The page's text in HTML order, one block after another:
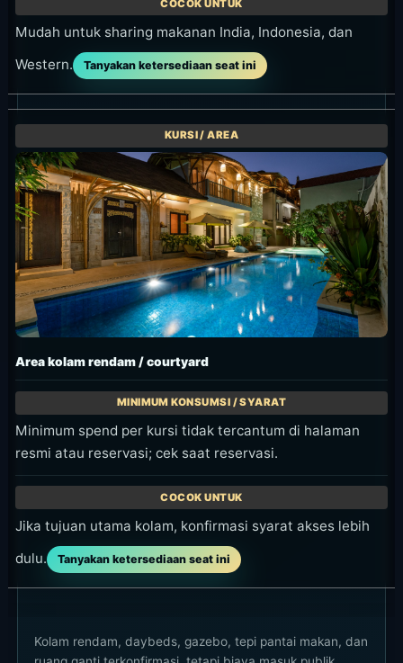
Mudah untuk sharing makanan India, Indonesia, dan
Western.
Tanyakan ketersediaan seat ini
Area kolam rendam / courtyard
Minimum spend per kursi tidak tercantum di halaman
resmi atau reservasi; cek saat reservasi.
Jika tujuan utama kolam, konfirmasi syarat akses lebih
dulu.
Tanyakan ketersediaan seat ini
Kolam rendam, daybeds, gazebo, tepi pantai makan, dan